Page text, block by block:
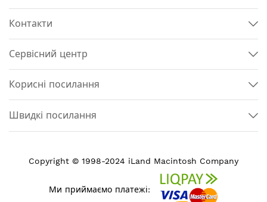
Контакти
Сервісний центр
Корисні посилання
Швидкі посилання
Copyright © 1998-2024 iLand Macintosh Company
Ми приймаємо платежі: